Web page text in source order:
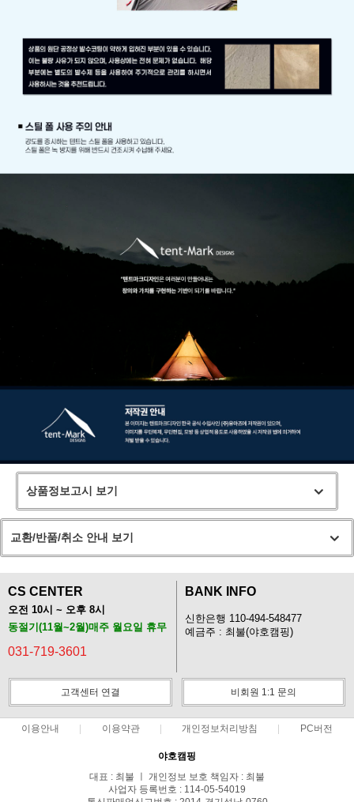
상품정보고시 보기
교환/반품/취소 안내 보기
CS CENTER
오전 10시 ~ 오후 8시
동절기(11월~2월)매주 월요일 휴무
031-719-3601
BANK INFO
신한은행 110-494-548477
예금주 : 최불(야호캠핑)
고객센터 연결 비회원 1:1 문의
이용안내 이용약관 개인정보처리방침 PC버전
야호캠핑
대표 : 최불 ㅣ 개인정보 보호 책임자 : 최불
사업자 등록번호 : 114-05-54019